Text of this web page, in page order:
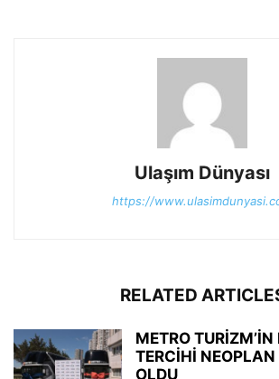
Ulaşım Dünyası
https://
RELATED
METRO
TERCİHİ
OLDU